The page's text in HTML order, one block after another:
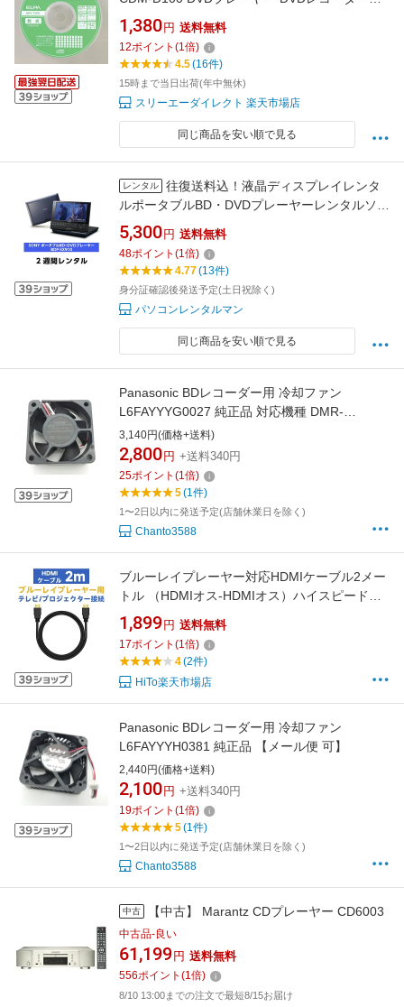
CDプレーヤー対応 エルパ 【メール便送料無
料】
1,380 円 送料無料
12ポイント (1倍)
4.5(16件)
15時まで当日出荷(年中無休)
スリーエーダイレクト 楽天市場店
同じ商品を安い順で見る
レンタル
往復送料込！液晶ディスプレイレンタ
ルポータブルBD・DVDプレーヤーレンタルソニ
ー ポータブルBlu-ray/DVDプレーヤーBDP-
SX910（2週間レンタル）
5,300 円 送料無料
48ポイント (1倍)
4.77(13件)
身分証確認後発送予定(土日祝除く)
パソコンレンタルマン
同じ商品を安い順で見る
Panasonic BDレコーダー用 冷却ファン
L6FAYYYG0027 純正品 対応機種 DMR-
SW2000 DMR-BRZ2000 DMR-BRZ1000 DMR-
BRW1000 DMR-BRW500 DMR-SW2010【メー
ル便 可】
3,140円(価格+送料)
2,800 円 +送料340円
25ポイント (1倍)
5(1件)
1〜2日以内に発送予定(店舗休業日を除く)
Chanto3588
ブルーレイプレーヤー対応HDMIケーブル2メー
トル （HDMIオス-HDMIオス）ハイスピード
4K@120Hz/10.2GBPS PS5/PS4/3,Xbox,
Nintendo Switch, Fire TVなど適用 （2m） ポー
タブルブルーレイプレーヤー型番
BR126/BR143/BR101/BR114/BR143に対応
FANGOR
1,899 円 送料無料
17ポイント (1倍)
4(2件)
HiTo楽天市場店
Panasonic BDレコーダー用 冷却ファン
L6FAYYYH0381 純正品 【メール便 可】
2,440円(価格+送料)
2,100 円 +送料340円
19ポイント (1倍)
5(1件)
1〜2日以内に発送予定(店舗休業日を除く)
Chanto3588
中古 【中古】 Marantz CDプレーヤー CD6003
中古品-良い
61,199 円 送料無料
556ポイント (1倍)
8/10 13:00までの注文で最短8/15お届け